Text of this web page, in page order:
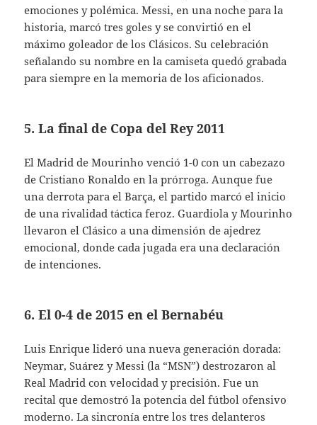
emociones y polémica. Messi, en una noche para la
historia, marcó tres goles y se convirtió en el
máximo goleador de los Clásicos. Su celebración
señalando su nombre en la camiseta quedó grabada
para siempre en la memoria de los aficionados.
5. La final de Copa del Rey 2011
El Madrid de Mourinho venció 1-0 con un cabezazo
de Cristiano Ronaldo en la prórroga. Aunque fue
una derrota para el Barça, el partido marcó el inicio
de una rivalidad táctica feroz. Guardiola y Mourinho
llevaron el Clásico a una dimensión de ajedrez
emocional, donde cada jugada era una declaración
de intenciones.
6. El 0-4 de 2015 en el Bernabéu
Luis Enrique lideró una nueva generación dorada:
Neymar, Suárez y Messi (la “MSN”) destrozaron al
Real Madrid con velocidad y precisión. Fue un
recital que demostró la potencia del fútbol ofensivo
moderno. La sincronía entre los tres delanteros